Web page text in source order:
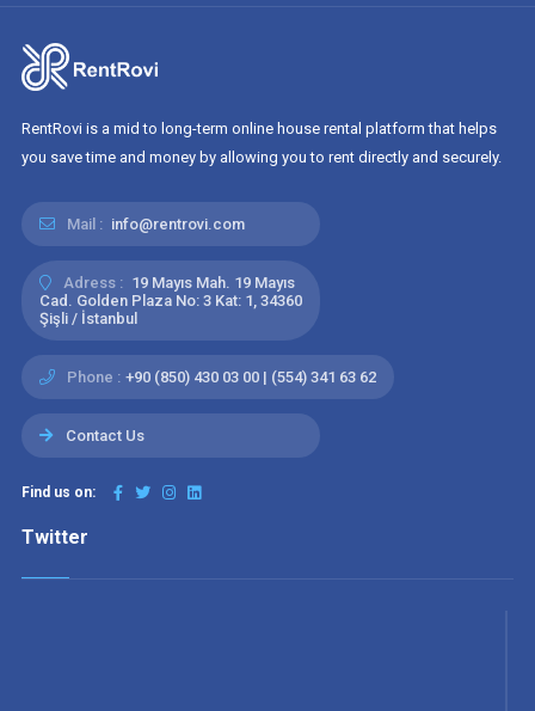
RentRovi is a mid to long-term online house rental platform that helps
you save time and money by allowing you to rent directly and securely.
Mail : info@rentrovi.com
Adress : 19 Mayıs Mah. 19 Mayıs
Cad. Golden Plaza No: 3 Kat: 1, 34360
Şişli / İstanbul
Phone : +90 (850) 430 03 00 | (554) 341 63 62
Contact Us
Find us on:
Twitter